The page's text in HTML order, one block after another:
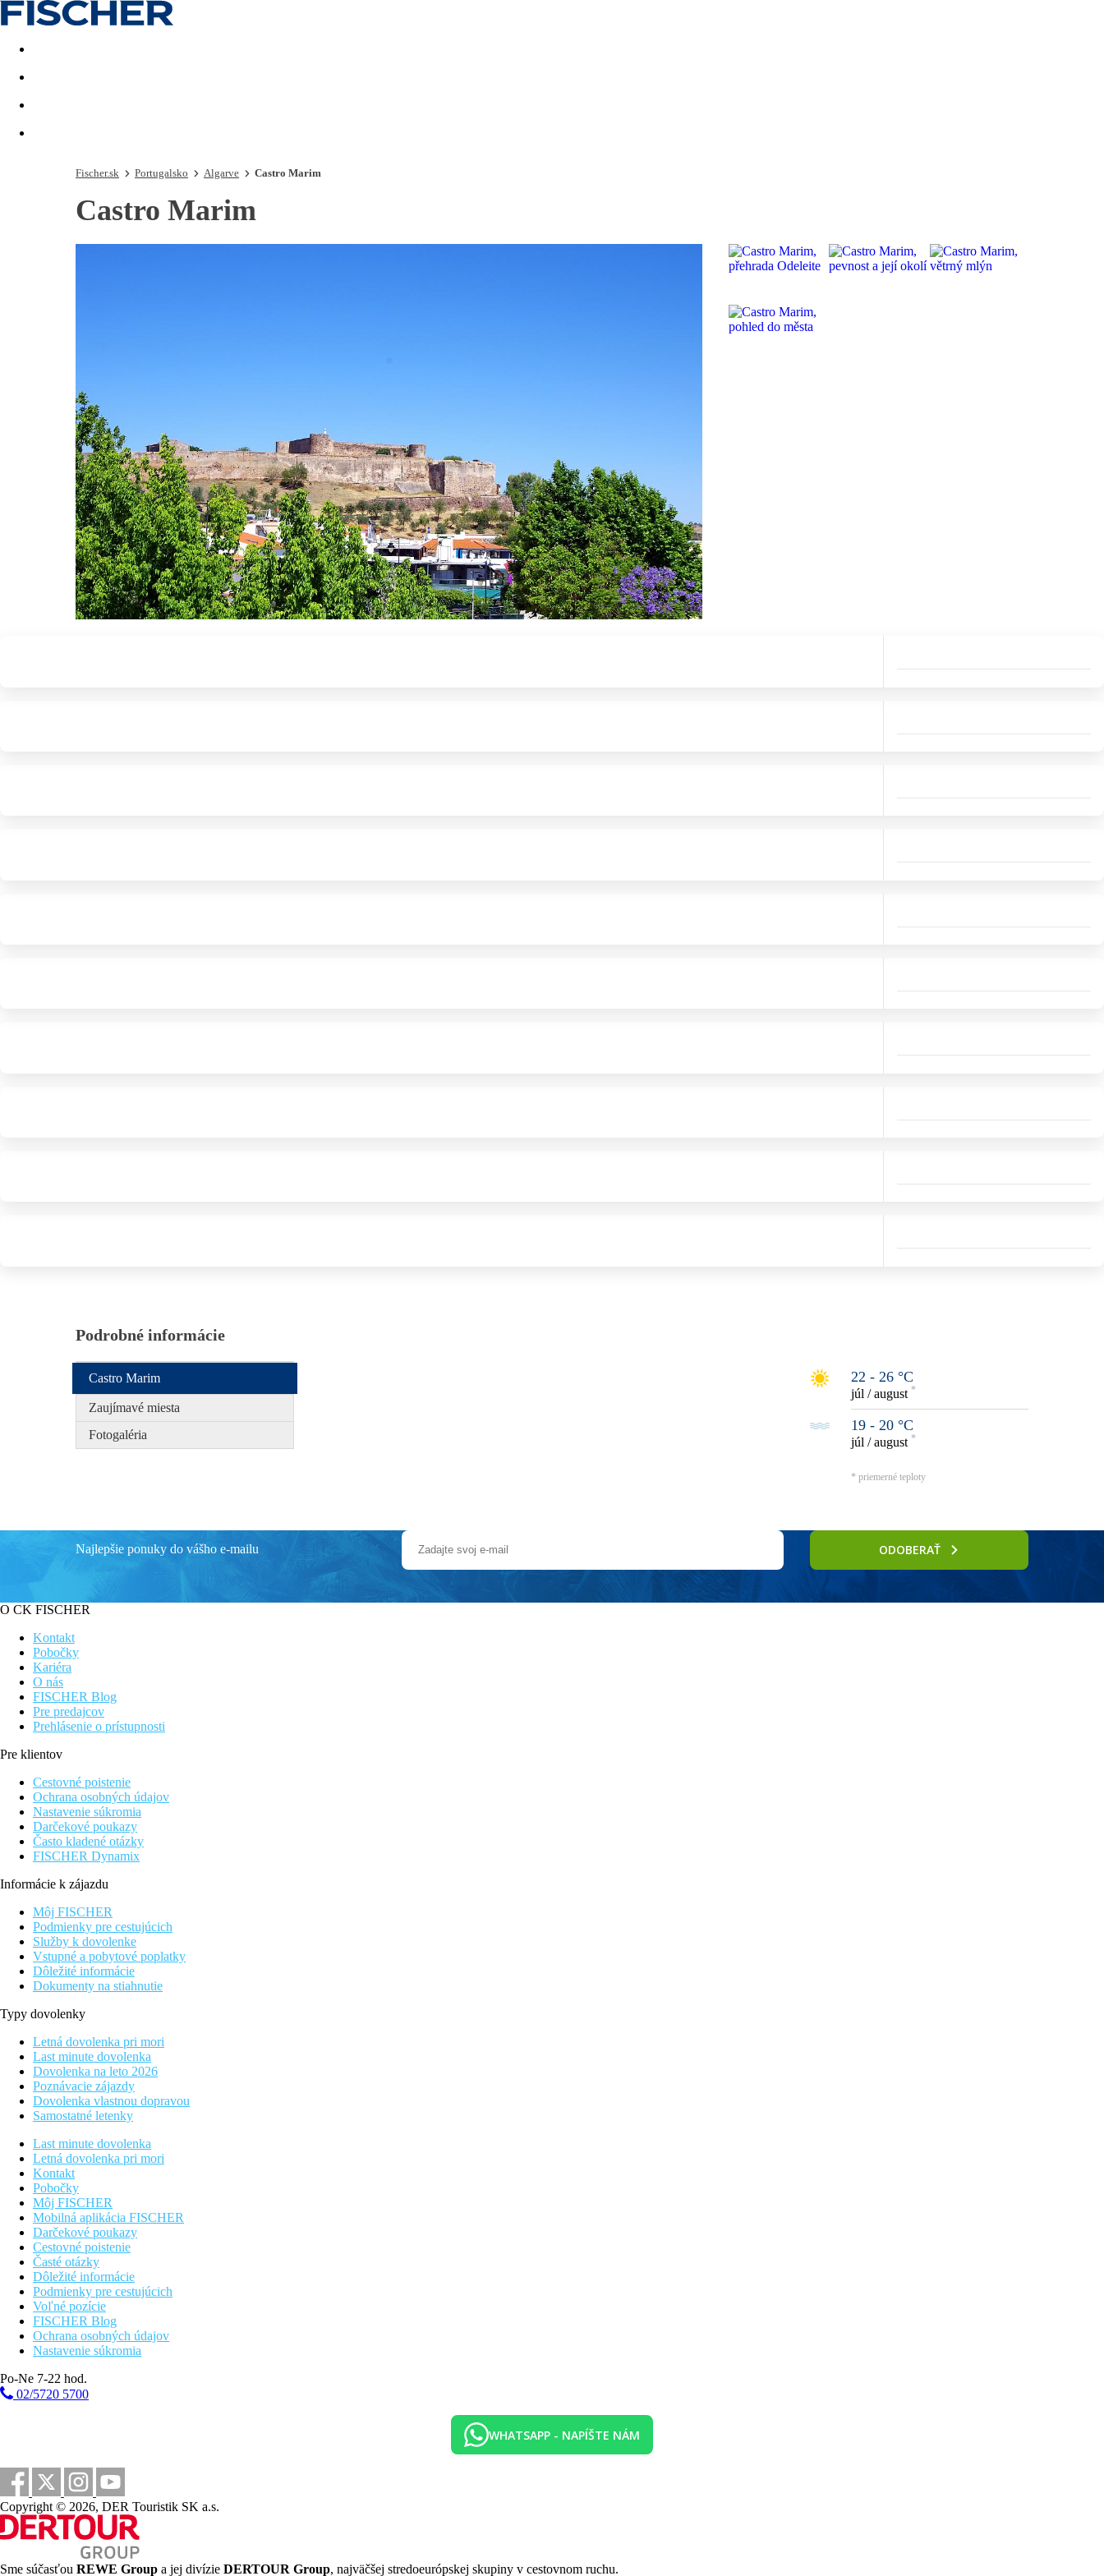
Last minute Dovolenkové kluby
Fischer.sk Portugalsko Algarve Castro Marim
Castro Marim
Podrobné informácie
22 - 26 °C
júl / august *
19 - 20 °C
júl / august *
* priemerné teploty
Castro Marim
Zaujímavé miesta
Fotogaléria
Najlepšie ponuky do vášho e-mailu ODOBERAŤ
O CK FISCHER
Kontakt
Pobočky
Kariéra
O nás
FISCHER Blog
Pre predajcov
Prehlásenie o prístupnosti
Pre klientov
Cestovné poistenie
Ochrana osobných údajov
Nastavenie súkromia
Darčekové poukazy
Často kladené otázky
FISCHER Dynamix
Informácie k zájazdu
Môj FISCHER
Podmienky pre cestujúcich
Služby k dovolenke
Vstupné a pobytové poplatky
Dôležité informácie
Dokumenty na stiahnutie
Typy dovolenky
Letná dovolenka pri mori
Last minute dovolenka
Dovolenka na leto 2026
Poznávacie zájazdy
Dovolenka vlastnou dopravou
Samostatné letenky
Last minute dovolenka
Letná dovolenka pri mori
Kontakt
Pobočky
Môj FISCHER
Mobilná aplikácia FISCHER
Darčekové poukazy
Cestovné poistenie
Časté otázky
Dôležité informácie
Podmienky pre cestujúcich
Voľné pozície
FISCHER Blog
Ochrana osobných údajov
Nastavenie súkromia
Po-Ne 7-22 hod.
02/5720 5700
WHATSAPP - NAPÍŠTE NÁM
Copyright © 2026, DER Touristik SK a.s.
Sme súčasťou REWE Group a jej divízie DERTOUR Group, najväčšej stredoeurópskej skupiny v cestovnom ruchu.